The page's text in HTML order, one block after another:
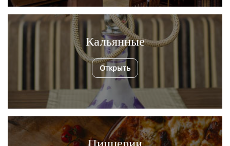
Кальянные
Открыть
Пиццерии